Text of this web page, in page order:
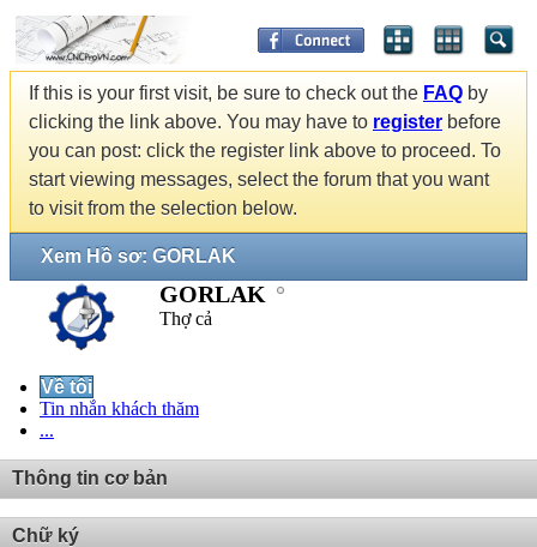
If this is your first visit, be sure to check out the FAQ by
clicking the link above. You may have to register before
you can post: click the register link above to proceed. To
start viewing messages, select the forum that you want
to visit from the selection below.
Xem Hồ sơ: GORLAK
GORLAK
Thợ cả
Về tôi
Tin nhắn khách thăm
...
Thông tin cơ bản
Chữ ký